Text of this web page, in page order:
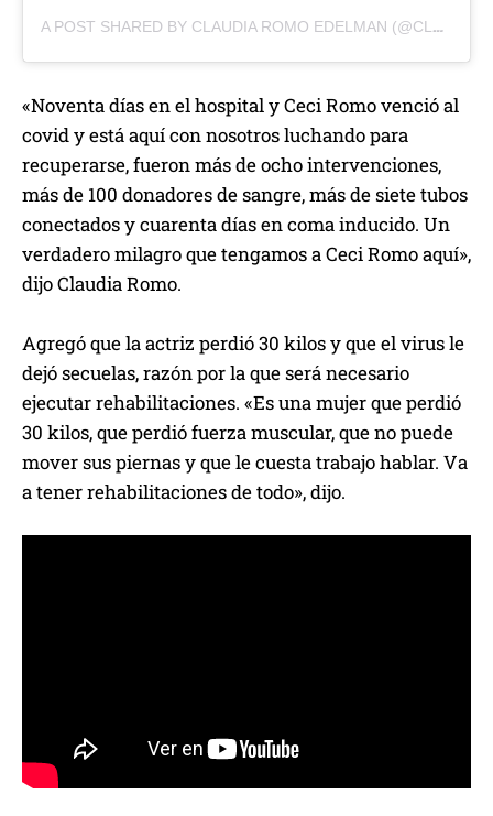
A POST SHARED BY CLAUDIA ROMO EDELMAN (@CLAUDIAROMOEDELMAN)
«Noventa días en el hospital y Ceci Romo venció al
covid y está aquí con nosotros luchando para
recuperarse, fueron más de ocho intervenciones,
más de 100 donadores de sangre, más de siete tubos
conectados y cuarenta días en coma inducido. Un
verdadero milagro que tengamos a Ceci Romo aquí»,
dijo Claudia Romo.
Agregó que la actriz perdió 30 kilos y que el virus le
dejó secuelas, razón por la que será necesario
ejecutar rehabilitaciones. «Es una mujer que perdió
30 kilos, que perdió fuerza muscular, que no puede
mover sus piernas y que le cuesta trabajo hablar. Va
a tener rehabilitaciones de todo», dijo.